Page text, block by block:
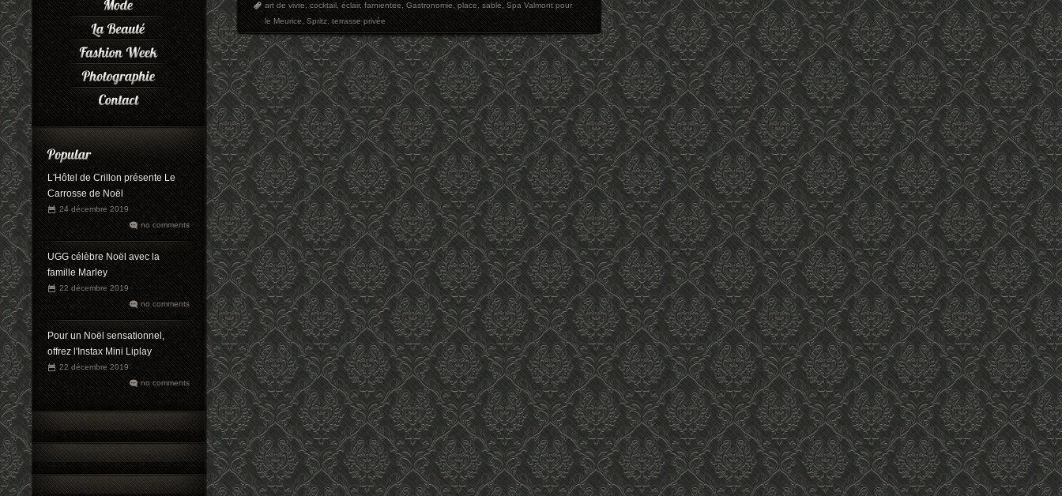
L'Hôtel de Crillon présente Le
Carrosse de Noël
24 décembre 2019
no comments
UGG célèbre Noël avec la
famille Marley
22 décembre 2019
no comments
Pour un Noël sensationnel,
offrez l'Instax Mini Liplay
22 décembre 2019
no comments
art de vivre,cocktail,éclair,farnientee,Gastronomie,place,sable,Spa Valmont pour
le Meurice,Spritz,terrasse privée